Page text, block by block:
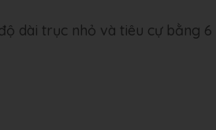
dài trục nhỏ và tiêu cự bằng 6